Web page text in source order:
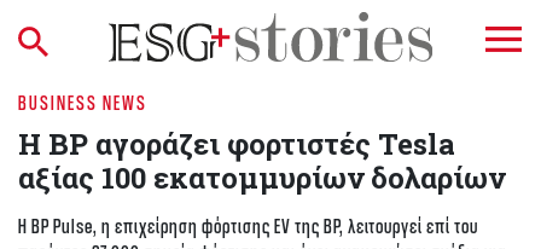
BUSINESS NEWS
Η BP αγοράζει φορτιστές Tesla
αξίας 100 εκατομμυρίων δολαρίων
Η BP Pulse, η επιχείρηση φόρτισης EV της BP, λειτουργεί επί του